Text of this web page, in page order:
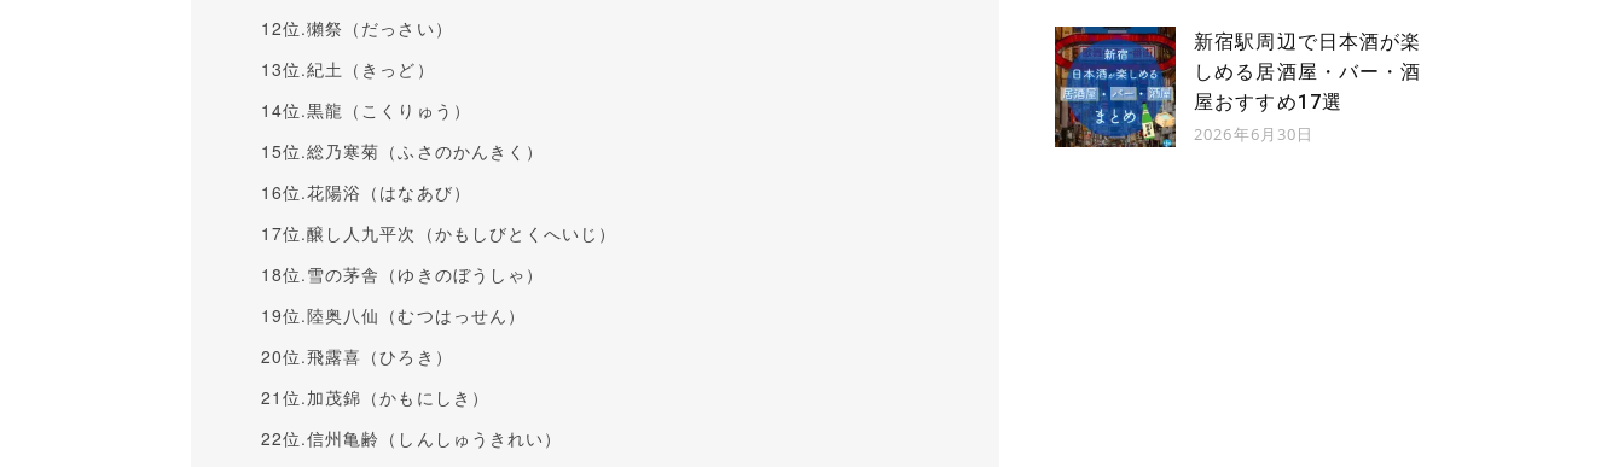
12位.獺祭（だっさい）
13位.紀土（きっど）
14位.黒龍（こくりゅう）
15位.総乃寒菊（ふさのかんきく）
16位.花陽浴（はなあび）
17位.醸し人九平次（かもしびとくへいじ）
18位.雪の茅舎（ゆきのぼうしゃ）
19位.陸奥八仙（むつはっせん）
20位.飛露喜（ひろき）
21位.加茂錦（かもにしき）
22位.信州亀齢（しんしゅうきれい）
新宿駅周辺で日本酒が楽
しめる居酒屋・バー・酒
屋おすすめ17選
2026年6月30日